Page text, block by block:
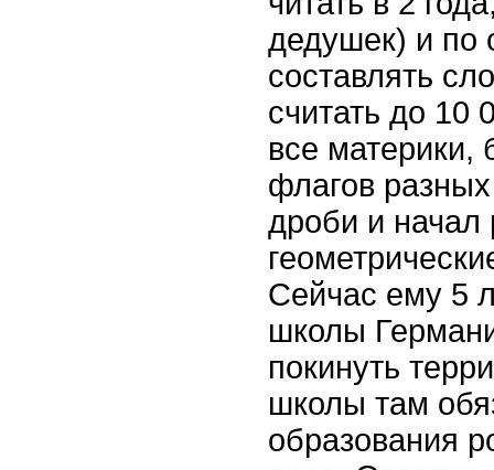
дедушек) и по
составлять
считать до 10
все материки,
флагов разных
дроби и
Сейчас ему 5
школы
покинуть
школы там
образования